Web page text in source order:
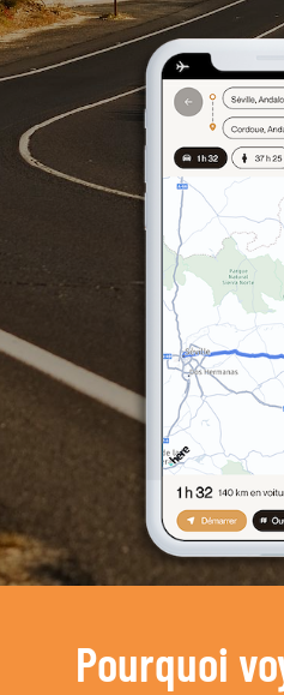
Pourquoi